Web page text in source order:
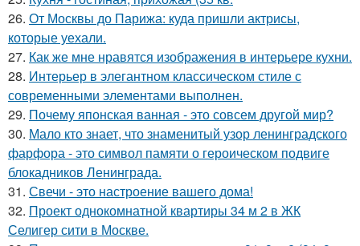
26. От Москвы до Парижа: куда пришли актрисы,
которые уехали.
27. Как же мне нравятся изображения в интерьере кухни.
28. Интерьер в элегантном классическом стиле с
современными элементами выполнен.
29. Почему японская ванная - это совсем другой мир?
30. Мало кто знает, что знаменитый узор ленинградского
фарфора - это символ памяти о героическом подвиге
блокадников Ленинграда.
31. Свечи - это настроение вашего дома!
32. Проект однокомнатной квартиры 34 м 2 в ЖК
Селигер сити в Москве.